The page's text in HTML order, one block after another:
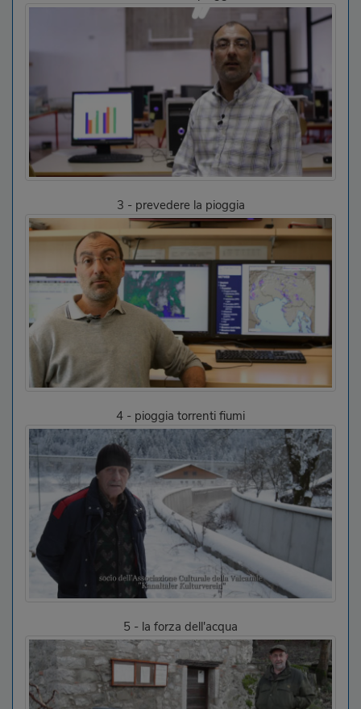
3 - prevedere la pioggia
4 - pioggia torrenti fiumi
5 - la forza dell'acqua